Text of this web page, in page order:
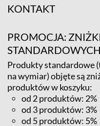
KONTAKT
PROMOCJA:
STANDARDOWYCH
Produkty standardowe
na wymiar) objęte są
produktów w koszyku:
od 2 produktów: 2%
od 3 produktów: 3%
od 5 produktów: 5%